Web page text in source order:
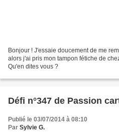
Bonjour ! J'essaie doucement de me
alors j'ai pris mon tampon fétiche de
Qu'en dites vous ?
Défi n°347 de Passion
Publié le 03/07/2014 à 08:10
Par Sylvie G.